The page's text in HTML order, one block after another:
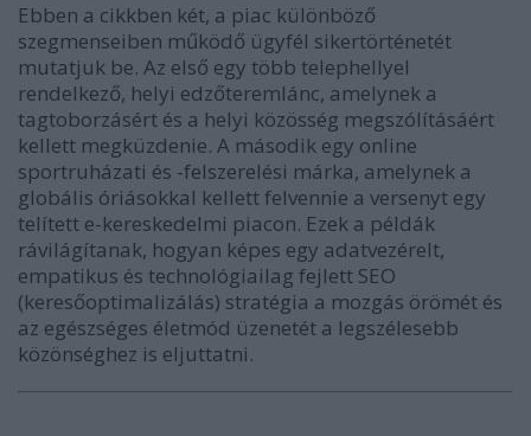
Ebben a cikkben két, a piac különböző
szegmenseiben működő ügyfél sikertörténetét
mutatjuk be. Az első egy több telephellyel
rendelkező, helyi edzőteremlánc, amelynek a
tagtoborzásért és a helyi közösség megszólításáért
kellett megküzdenie. A második egy online
sportruházati és -felszerelési márka, amelynek a
globális óriásokkal kellett felvennie a versenyt egy
telített e-kereskedelmi piacon. Ezek a példák
rávilágítanak, hogyan képes egy adatvezérelt,
empatikus és technológiailag fejlett SEO
(keresőoptimalizálás) stratégia a mozgás örömét és
az egészséges életmód üzenetét a legszélesebb
közönséghez is eljuttatni.